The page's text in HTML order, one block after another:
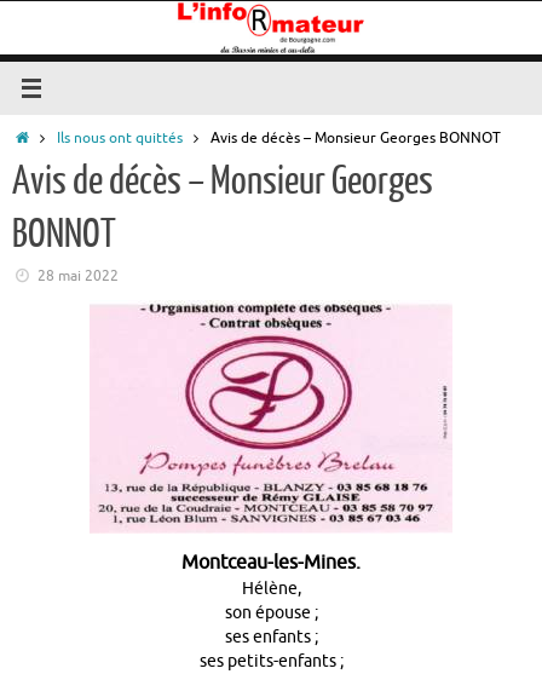
contenu
AccueilIls nous ont quittés Avis de décès – Monsieur Georges BONNOT
Avis de décès – Monsieur Georges
BONNOT
28 mai 2022
Montceau-les-Mines.
Hélène,
son épouse ;
ses enfants ;
ses petits-enfants ;